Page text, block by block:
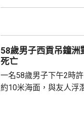
58歲男子西貢吊鐘洲
死亡
一名58歲男子下午2時
約10米海面，與友人浮